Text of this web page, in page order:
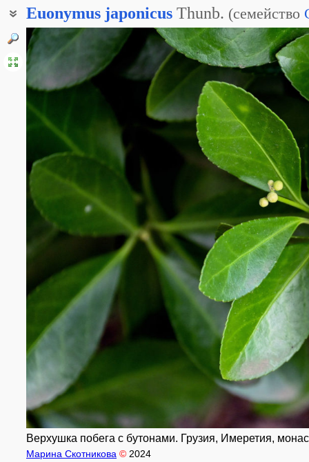
Euonymus japonicus Thunb. (семейство
Верхушка побега с бутонами. Грузия, Имеретия,
Марина Скотникова © 2024